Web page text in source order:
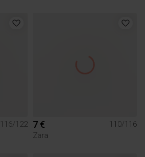
116/122
7 €
110/116
Zara